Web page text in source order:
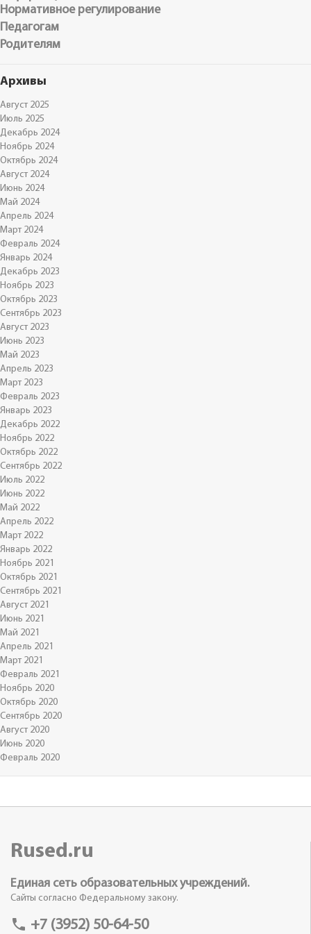
Нормативное регулирование
Педагогам
Родителям
Архивы
Август 2025
Июль 2025
Декабрь 2024
Ноябрь 2024
Октябрь 2024
Август 2024
Июнь 2024
Май 2024
Апрель 2024
Март 2024
Февраль 2024
Январь 2024
Декабрь 2023
Ноябрь 2023
Октябрь 2023
Сентябрь 2023
Август 2023
Июнь 2023
Май 2023
Апрель 2023
Март 2023
Февраль 2023
Январь 2023
Декабрь 2022
Ноябрь 2022
Октябрь 2022
Сентябрь 2022
Июль 2022
Июнь 2022
Май 2022
Апрель 2022
Март 2022
Январь 2022
Ноябрь 2021
Октябрь 2021
Сентябрь 2021
Август 2021
Июнь 2021
Май 2021
Апрель 2021
Март 2021
Февраль 2021
Ноябрь 2020
Октябрь 2020
Сентябрь 2020
Август 2020
Июнь 2020
Февраль 2020
Rused.ru
Единая сеть образовательных учреждений.
Сайты согласно Федеральному закону.
phone +7 (3952) 50-64-50